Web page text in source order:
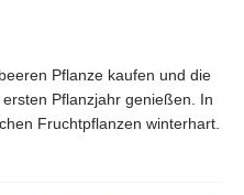
Pflanze kaufen und die
Pflanzjahr genießen. In
Fruchtpflanzen winterhart.